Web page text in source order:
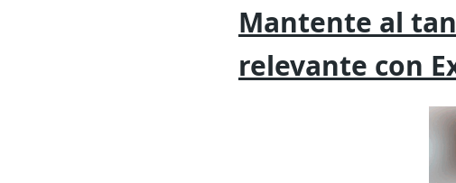
Mantente al
relevante con